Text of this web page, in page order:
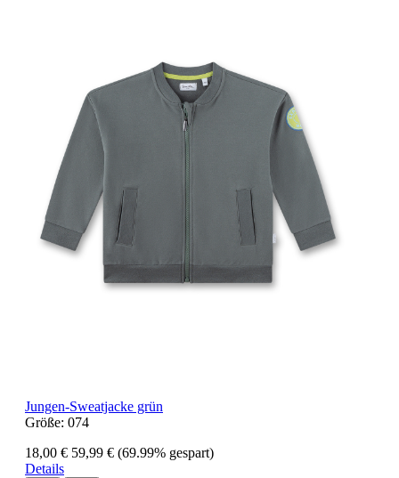
Jungen-Sweatjacke grün
Größe: 074
18,00 € 59,99 € (69.99% gespart)
Details